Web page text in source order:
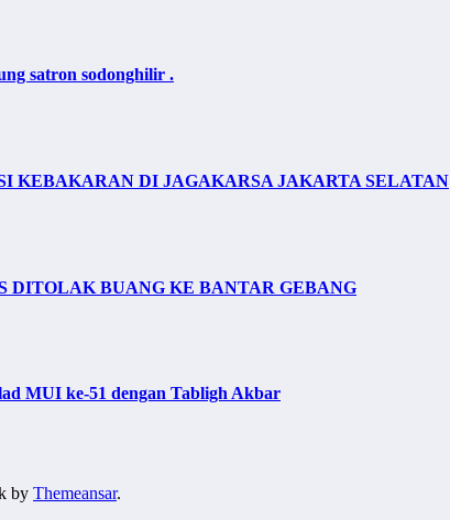
satron sodonghilir .
KEBAKARAN DI JAGAKARSA JAKARTA SELATAN
DITOLAK BUANG KE BANTAR GEBANG
MUI ke-51 dengan Tabligh Akbar
by Themeansar.